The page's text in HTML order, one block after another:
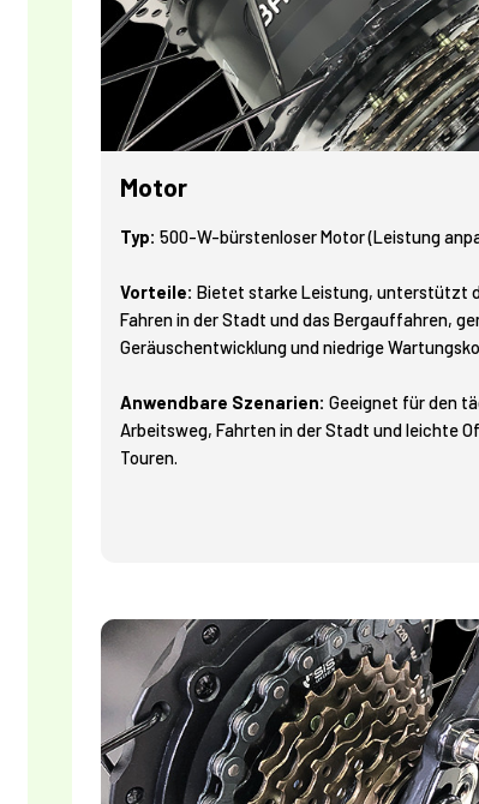
Motor
Typ:500-W-bürstenloser Motor (Leistung
Vorteile: Bietet starke Leistung, unterstützt
Fahren in der Stadt und das Bergauffahren,
Geräuschentwicklung und niedrige
Anwendbare Szenarien:Geeignet für den
Arbeitsweg, Fahrten in der Stadt und leichte
Touren.